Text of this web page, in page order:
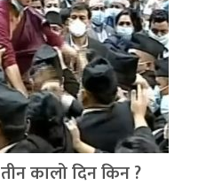
कालो दिन किन ?